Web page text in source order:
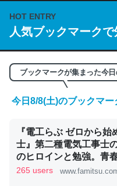
https://
/064121
─GPTの仕組みと限界につい
くらい。小説でいう「ず
ど、短期記憶というには
かりやすく強くなりそう
─GPTの仕組みと限界につい
HOT ENTRY
人気ブックマークで
ブックマークが集まった今
今日8/8(土)のブックマー
『電工らぶ ゼロから始
士』第二種電気工事士
のヒロインと勉強。青
ら“過去問1000問”や“本
265 users